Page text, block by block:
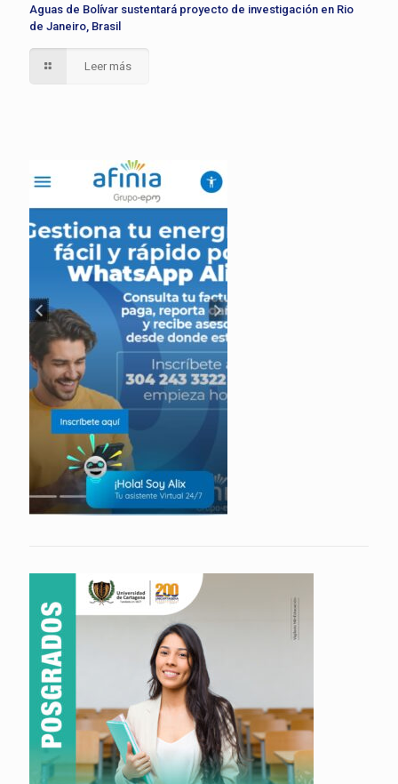
Aguas de Bolívar sustentará proyecto de investigación en Rio
de Janeiro, Brasil
Leer más